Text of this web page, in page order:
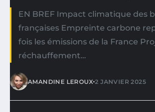
EN BREF Impact climatique des
françaises Empreinte carbone
fois les émissions de la France
réchauffement…
AMANDINE LEROUX•2 JANVIER 2025